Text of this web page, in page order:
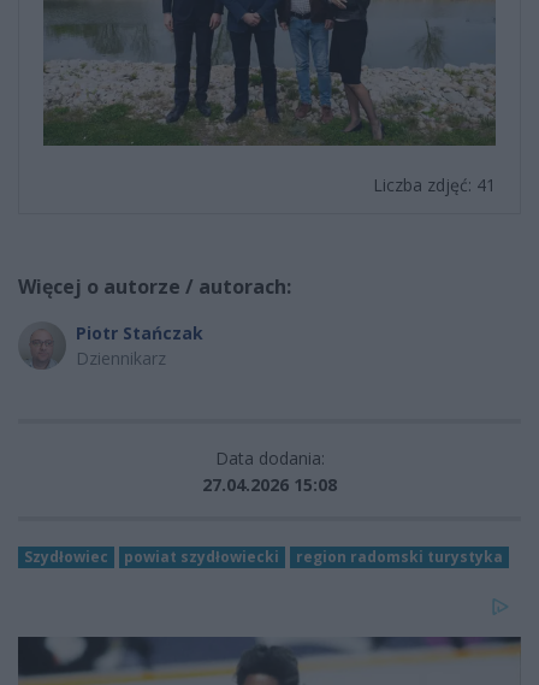
Liczba zdjęć: 41
Więcej o autorze / autorach:
Piotr Stańczak
Dziennikarz
Data dodania:
27.04.2026 15:08
Szydłowiec powiat szydłowiecki region radomski turystyka